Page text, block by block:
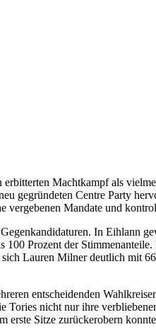
Machtkampf als
gegründeten Centre Party
Mandate und
In Eihlann
100 Prozent der
Lauren Milner deutlich mit
entscheidenden
nicht nur ihre
Sitze zurückerobern